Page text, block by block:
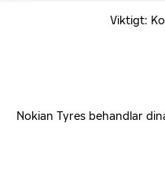
Viktigt:
Nokian Tyres behandlar